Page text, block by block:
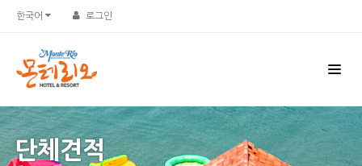
한국어 로그인
단체견적
Sketchbook5, 스케치북5